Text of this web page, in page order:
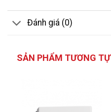
Đánh giá (0)
SẢN PHẨM TƯƠNG TỰ